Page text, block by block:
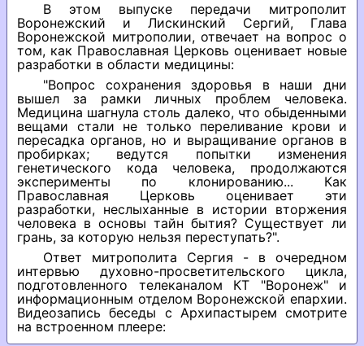
В этом выпуске передачи митрополит
Воронежский и Лискинский Сергий, Глава
Воронежской митрополии, отвечает на вопрос о
том, как Православная Церковь оценивает новые
разработки в области медицины:
"Вопрос сохранения здоровья в наши дни
вышел за рамки личных проблем человека.
Медицина шагнула столь далеко, что обыденными
вещами стали не только переливание крови и
пересадка органов, но и выращивание органов в
пробирках; ведутся попытки изменения
генетического кода человека, продолжаются
эксперименты по клонированию... Как
Православная Церковь оценивает эти
разработки, неслыханные в истории вторжения
человека в основы тайн бытия? Существует ли
грань, за которую нельзя переступать?".
Ответ митрополита Сергия - в очередном
интервью духовно-просветительского цикла,
подготовленного телеканалом КТ "Воронеж" и
информационным отделом Воронежской епархии.
Видеозапись беседы с Архипастырем смотрите
на встроенном плеере: